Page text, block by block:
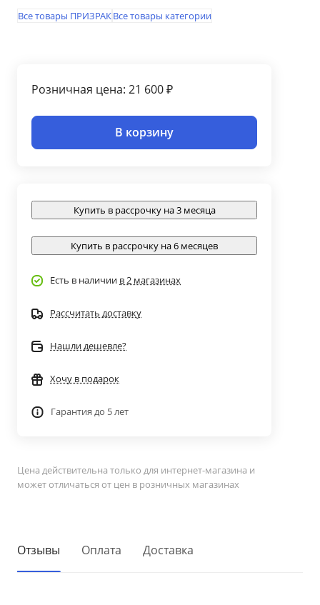
Все товары ПРИЗРАКВсе товары категории
Розничная цена: 21 600 ₽
В корзину
Купить в рассрочку на 3 месяца
Купить в рассрочку на 6 месяцев
Есть в наличии в 2 магазинах
Рассчитать доставку
Нашли дешевле?
Хочу в подарок
Гарантия до 5 лет
Цена действительна только для интернет-магазина и
может отличаться от цен в розничных магазинах
Отзывы Оплата Доставка